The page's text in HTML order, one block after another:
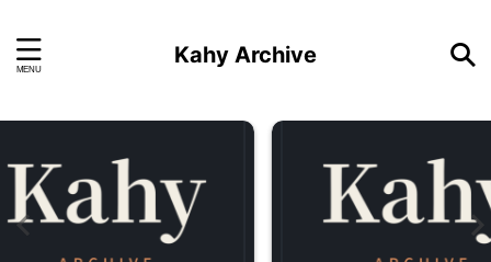
Kahy Archive